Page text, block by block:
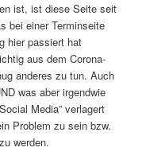
ist, ist diese Seite seit
bei einer Terminseite
hier passiert hat
aus dem Corona-
anderes zu tun. Auch
was aber irgendwie
Media” verlagert
Problem zu sein bzw.
werden.